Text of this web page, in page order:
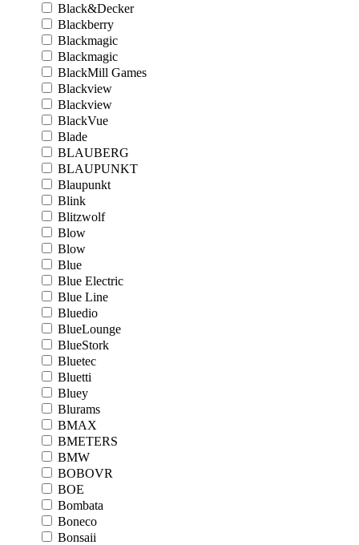
Black&Decker
Blackberry
Blackmagic
Blackmagic
BlackMill Games
Blackview
Blackview
BlackVue
Blade
BLAUBERG
BLAUPUNKT
Blaupunkt
Blink
Blitzwolf
Blow
Blow
Blue
Blue Electric
Blue Line
Bluedio
BlueLounge
BlueStork
Bluetec
Bluetti
Bluey
Blurams
BMAX
BMETERS
BMW
BOBOVR
BOE
Bombata
Boneco
Bonsaii